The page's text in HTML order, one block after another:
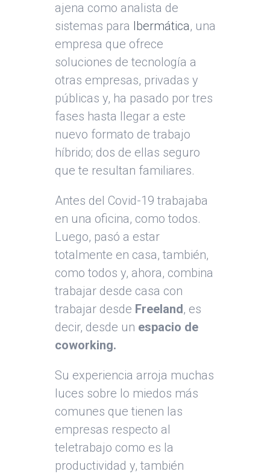
ajena como analista de
sistemas para Ibermática, una
empresa que ofrece
soluciones de tecnología a
otras empresas, privadas y
públicas y, ha pasado por tres
fases hasta llegar a este
nuevo formato de trabajo
híbrido; dos de ellas seguro
que te resultan familiares.
Antes del Covid-19 trabajaba
en una oficina, como todos.
Luego, pasó a estar
totalmente en casa, también,
como todos y, ahora, combina
trabajar desde casa con
trabajar desde Freeland, es
decir, desde un espacio de
coworking.
Su experiencia arroja muchas
luces sobre lo miedos más
comunes que tienen las
empresas respecto al
teletrabajo como es la
productividad y, también